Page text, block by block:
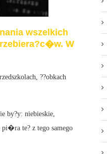
wszelkich
W
??obkach
by?y: niebieskie,
pi�ra te? z tego samego